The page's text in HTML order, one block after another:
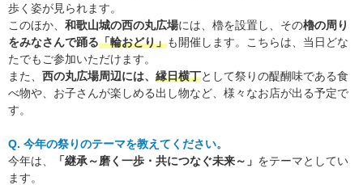
歩く姿が見られます。
このほか、 和歌山城の西の丸広場には、櫓を設置し、その櫓の周り
をみなさんで踊る「輪おどり」も開催します。こちらは、当日どな
たでもご参加いただけます。
また、 西の丸広場周辺には、 縁日横丁として祭りの醍醐味である食
べ物や、お子さんが楽しめる出し物など、様々なお店が出る予定で
す。
Q. 今年の祭りのテーマを教えてください。
今年は、
「継承～磨く一歩・共につなぐ未来～」 をテーマとしてい
ます。